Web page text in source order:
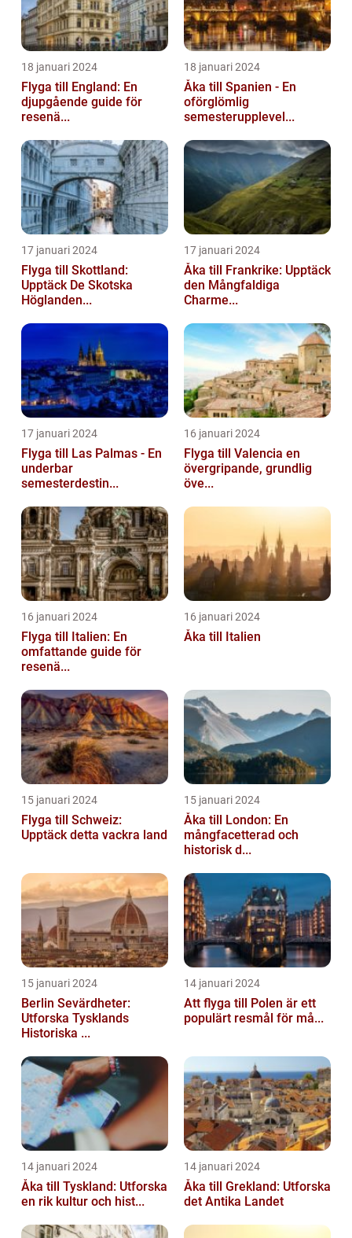
18 januari 2024
Flyga till England: En
djupgående guide för
resenä...
18 januari 2024
Åka till Spanien - En
oförglömlig
semesterupplevel...
17 januari 2024
Flyga till Skottland:
Upptäck De Skotska
Höglanden...
17 januari 2024
Åka till Frankrike: Upptäck
den Mångfaldiga
Charme...
17 januari 2024
Flyga till Las Palmas - En
underbar
semesterdestin...
16 januari 2024
Flyga till Valencia en
övergripande, grundlig
öve...
16 januari 2024
Flyga till Italien: En
omfattande guide för
resenä...
16 januari 2024
Åka till Italien
15 januari 2024
Flyga till Schweiz:
Upptäck detta vackra land
15 januari 2024
Åka till London: En
mångfacetterad och
historisk d...
15 januari 2024
Berlin Sevärdheter:
Utforska Tysklands
Historiska ...
14 januari 2024
Att flyga till Polen är ett
populärt resmål för må...
14 januari 2024
Åka till Tyskland: Utforska
en rik kultur och hist...
14 januari 2024
Åka till Grekland: Utforska
det Antika Landet